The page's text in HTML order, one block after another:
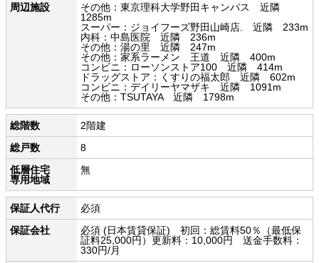
周辺施設
その他：東京理科大学野田キャンパス 近隣
1285m
スーパー：ジョイフーズ野田山崎店. 近隣 233m
内科：中島医院 近隣 236m
その他：湯の里 近隣 247m
その他：家系ラーメン 王道 近隣 400m
コンビニ：ローソンストア100 近隣 414m
ドラッグストア：くすりの福太郎 近隣 602m
コンビニ：デイリーヤマザキ 近隣 1091m
その他：TSUTAYA 近隣 1798m
総階数
2階建
総戸数
8
低層住宅
専用地域
無
保証人代行
必須
保証会社
必須 (日本賃貸保証) 初回：総賃料50％（最低保
証料25,000円）更新料：10,000円 送金手数料：
330円/月